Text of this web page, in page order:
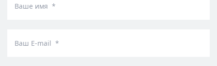
Ваше имя *
Ваш E-mail *